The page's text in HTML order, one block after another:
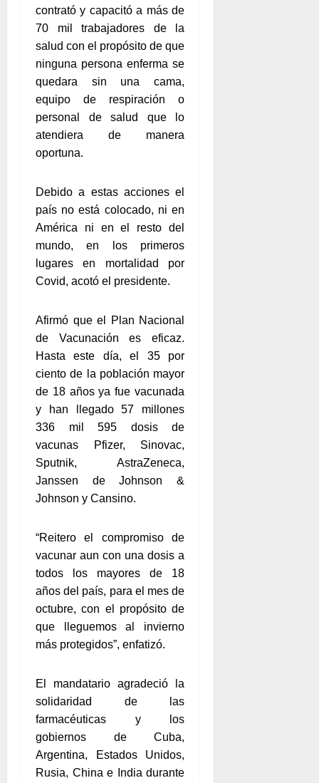
contrató y capacitó a más de
70 mil trabajadores de la
salud con el propósito de que
ninguna persona enferma se
quedara sin una cama,
equipo de respiración o
personal de salud que lo
atendiera de manera
oportuna.
Debido a estas acciones el
país no está colocado, ni en
América ni en el resto del
mundo, en los primeros
lugares en mortalidad por
Covid, acotó el presidente.
Afirmó que el Plan Nacional
de Vacunación es eficaz.
Hasta este día, el 35 por
ciento de la población mayor
de 18 años ya fue vacunada
y han llegado 57 millones
336 mil 595 dosis de
vacunas Pfizer, Sinovac,
Sputnik, AstraZeneca,
Janssen de Johnson &
Johnson y Cansino.
“Reitero el compromiso de
vacunar aun con una dosis a
todos los mayores de 18
años del país, para el mes de
octubre, con el propósito de
que lleguemos al invierno
más protegidos”, enfatizó.
El mandatario agradeció la
solidaridad de las
farmacéuticas y los
gobiernos de Cuba,
Argentina, Estados Unidos,
Rusia, China e India durante